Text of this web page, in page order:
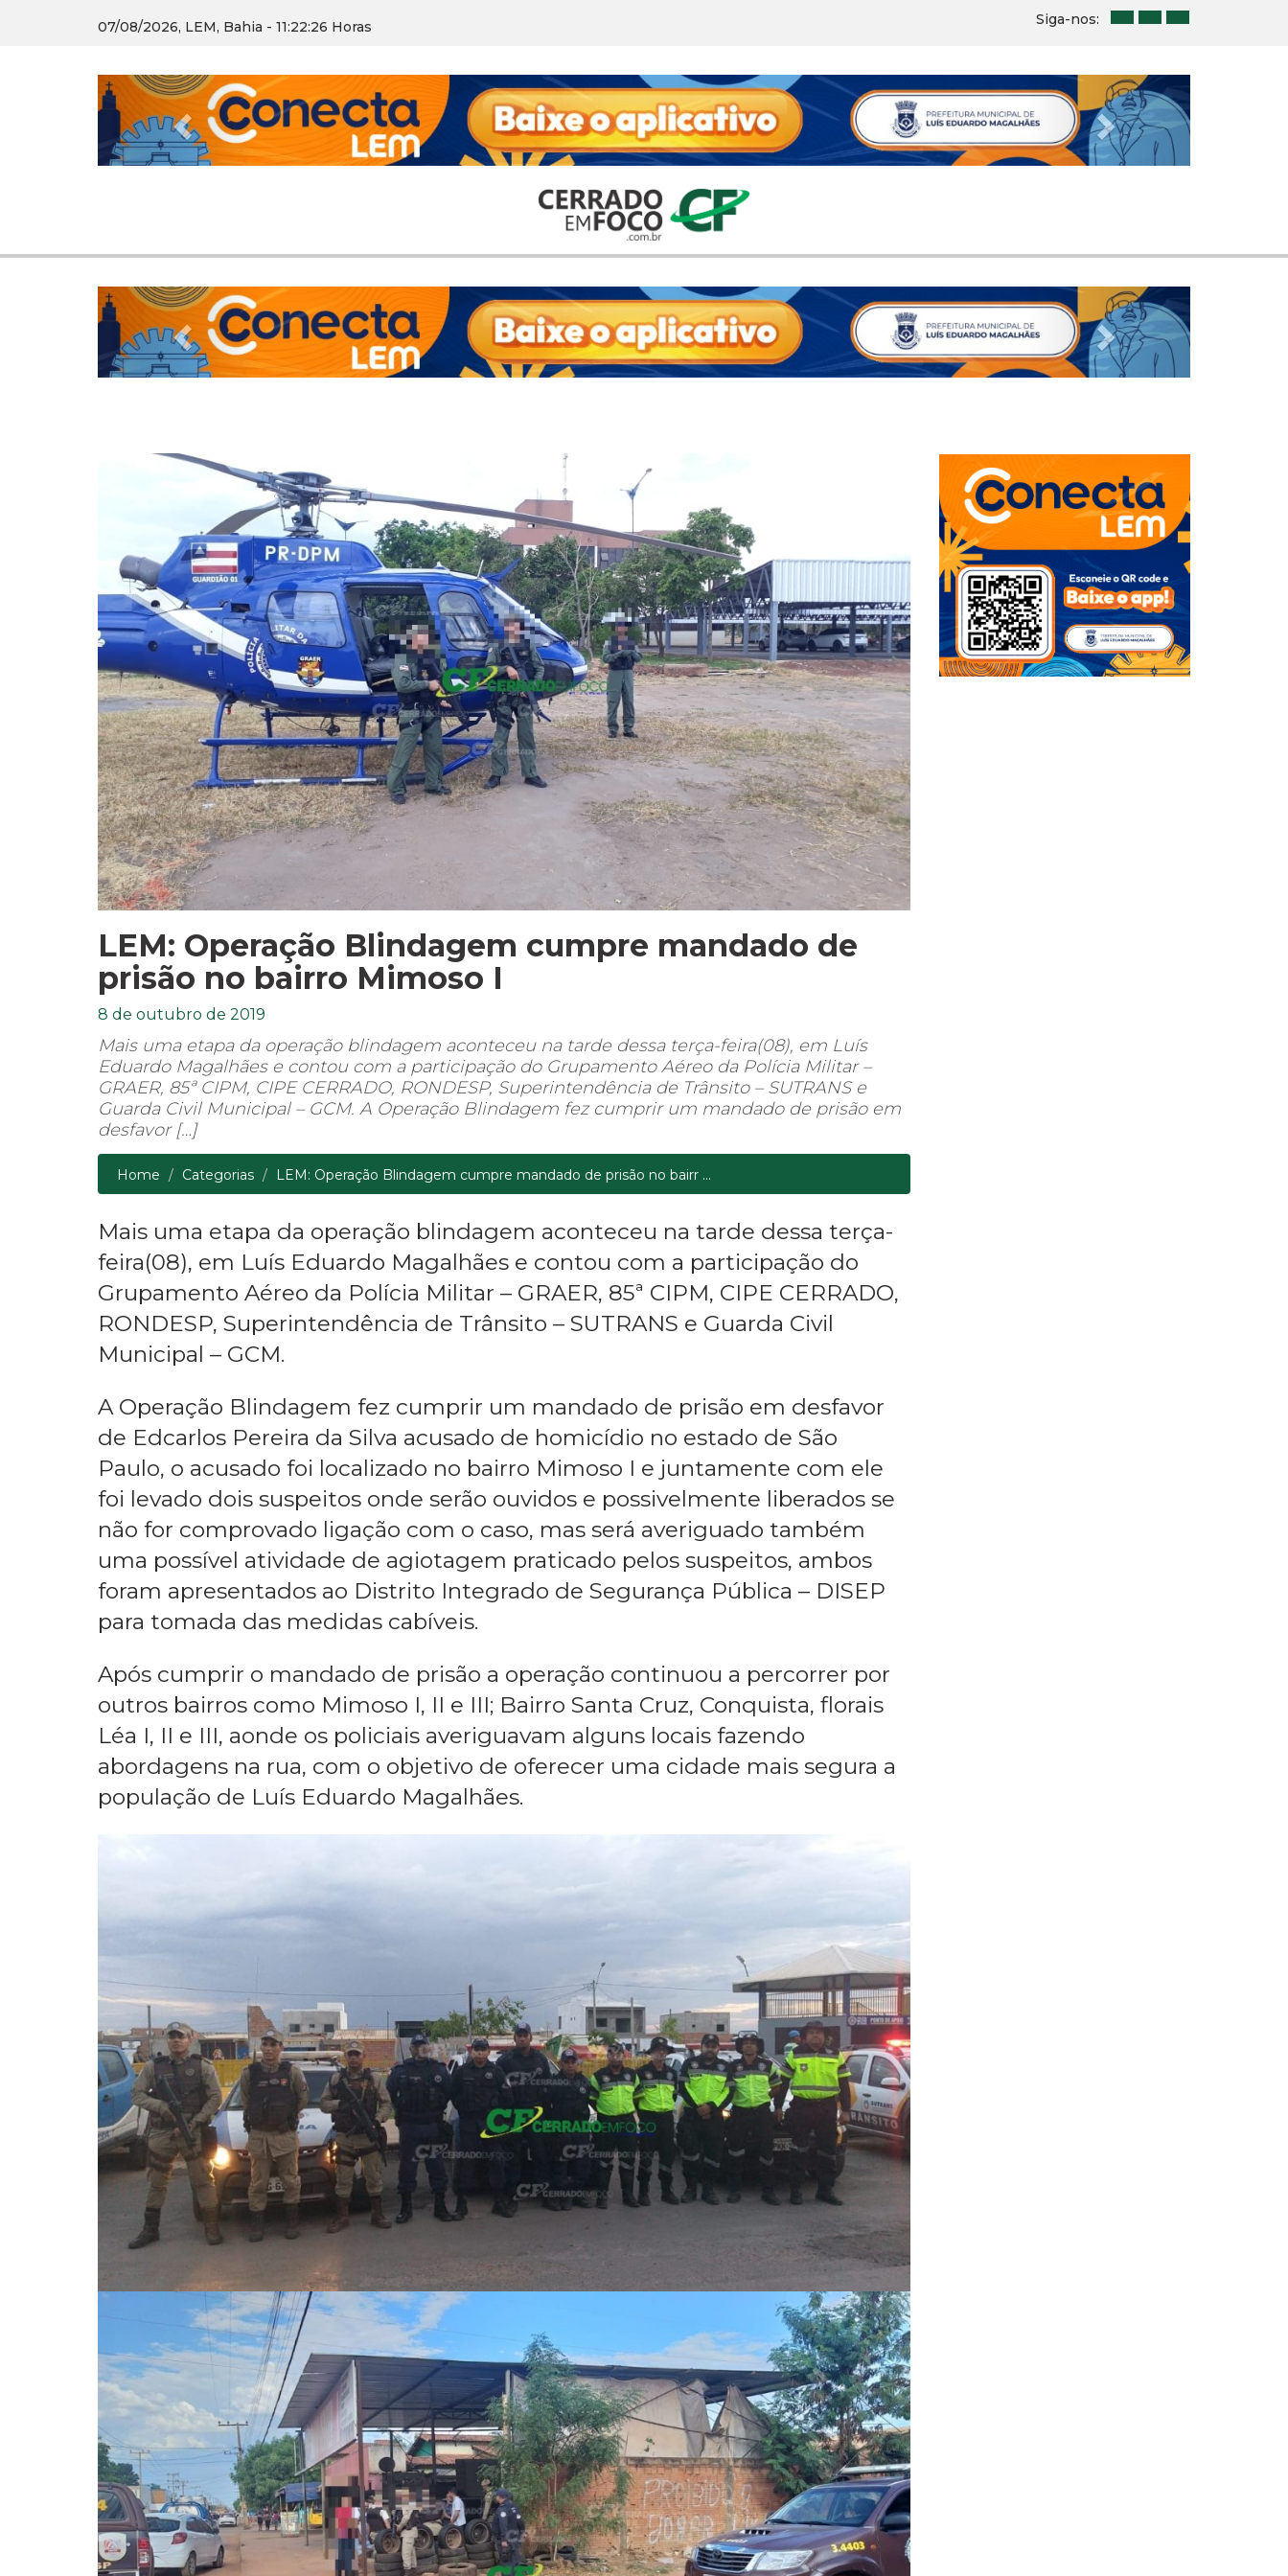
07/08/2026, LEM, Bahia - 11:22:28 Horas Siga-nos:
Previous Next
Previous Next
LEM: Operação Blindagem cumpre mandado de
prisão no bairro Mimoso I
8 de outubro de 2019
Mais uma etapa da operação blindagem aconteceu na tarde dessa terça-feira(08), em Luís
Eduardo Magalhães e contou com a participação do Grupamento Aéreo da Polícia Militar –
GRAER, 85ª CIPM, CIPE CERRADO, RONDESP, Superintendência de Trânsito – SUTRANS e
Guarda Civil Municipal – GCM. A Operação Blindagem fez cumprir um mandado de prisão em
desfavor […]
Home Categorias LEM: Operação Blindagem cumpre mandado de prisão no bairr ...
Mais uma etapa da operação blindagem aconteceu na tarde dessa terça-
feira(08), em Luís Eduardo Magalhães e contou com a participação do
RONDESP, Superintendência de Trânsito – SUTRANS e Guarda Civil
Municipal – GCM.
A Operação Blindagem fez cumprir um mandado de prisão em desfavor
de Edcarlos Pereira da Silva acusado de homicídio no estado de São
Paulo, o acusado foi localizado no bairro Mimoso I e juntamente com ele
foi levado dois suspeitos onde serão ouvidos e possivelmente liberados se
não for comprovado ligação com o caso, mas será averiguado também
foram apresentados ao Distrito Integrado de Segurança Pública – DISEP
para tomada das medidas cabíveis.
Após cumprir o mandado de prisão a operação continuou a percorrer por
outros bairros como Mimoso I, II e III; Bairro Santa Cruz, Conquista, florais
abordagens na rua, com o objetivo de oferecer uma cidade mais segura a
população de Luís Eduardo Magalhães.